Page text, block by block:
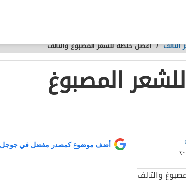
التالف /أفضل خلطة للشعر المصبوغ والتالف
المصبوغ
أضف موضوع كمصدر مفضل في جوجل